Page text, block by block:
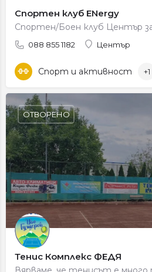
Спортен клуб ENergy
088 855 1182 Център
Спорт и активност +1
Тенис Комплекс ФЕДЯ
ОТВОРЕНО